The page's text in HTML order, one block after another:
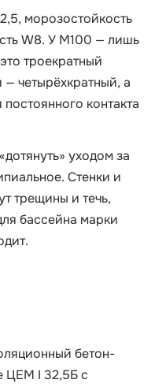
морозостойкость
W8. У М100 — лишь
троекратный
четырёхкратный, а
контакта
уходом за
Стенки и
трещины и течь,
бассейна марки
бетон-
ЦЕМ I 32,5Б с